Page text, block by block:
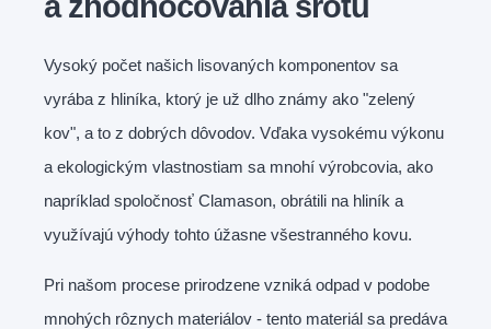
Vysoký počet našich lisovaných komponentov sa
vyrába z hliníka, ktorý je už dlho známy ako "zelený
kov", a to z dobrých dôvodov. Vďaka vysokému výkonu
a ekologickým vlastnostiam sa mnohí výrobcovia, ako
napríklad spoločnosť Clamason, obrátili na hliník a
využívajú výhody tohto úžasne všestranného kovu.
Pri našom procese prirodzene vzniká odpad v podobe
mnohých rôznych materiálov - tento materiál sa predáva